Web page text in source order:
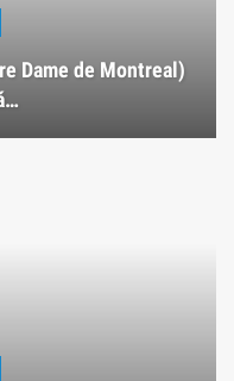
Dame de Montreal)